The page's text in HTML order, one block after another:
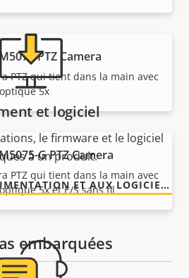
PTZ Camera
PTZ qui tient dans la main avec
5x
G PTZ Camera
PTZ qui tient dans la main avec
5x et E/S sans fil
embarquées
et logiciel
le firmware et le logiciel
à un produit.
ACCÉDER À LA DOCUMENTATION ET AUX LOGICIELS